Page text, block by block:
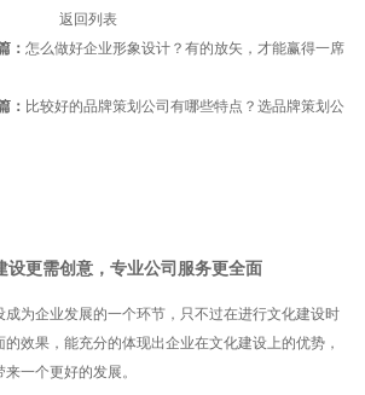
返回列表
： 怎么做好企业形象设计？有的放矢，才能赢得一席
： 比较好的品牌策划公司有哪些特点？选品牌策划公
设更需创意，专业公司服务更全面
成为企业发展的一个环节，只不过在进行文化建设时
效果，能充分的体现出企业在文化建设上的优势，
一个更好的发展。